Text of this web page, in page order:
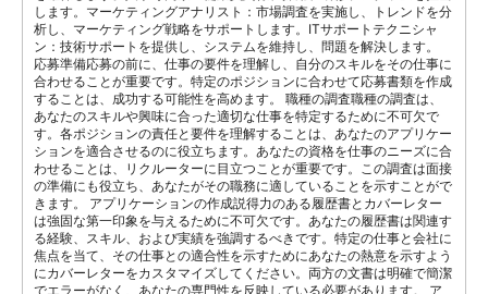
します。マーケティングアナリスト：市場調査を実施し、トレンドを分
析し、マーケティング戦略をサポートします。ITサポートテクニシャ
ン：技術サポートを提供し、システムを維持し、問題を解決します。
応募準備応募の前に、仕事の要件を理解し、自分のスキルをその仕事に
合わせることが重要です。特定のポジションに合わせて応募書類を作成
することは、成功する可能性を高めます。 職種の調査職種の調査は、
あなたのスキルや興味に合った適切な仕事を特定するために不可欠で
す。各ポジションの責任と要件を理解することは、あなたのアプリケー
ションを適合させるのに役立ちます。あなたの資格を仕事のニーズに合
わせることは、リクルーターに目立つことが重要です。この調査は面接
の準備にも役立ち、あなたがその職務に適していることを示すことがで
きます。 アプリケーションの作成説得力のある履歴書とカバーレター
は強固な第一印象を与えるために不可欠です。あなたの履歴書は関連す
る経験、スキル、および実績を強調するべきです。特定の仕事と会社に
焦点を当て、その仕事との適合性を示すためにあなたの熱意を示すよう
にカバーレターをカスタマイズしてください。両方の文書は明確で簡潔
でエラーがなく、あなたの専門性を反映している必要があります。 ア